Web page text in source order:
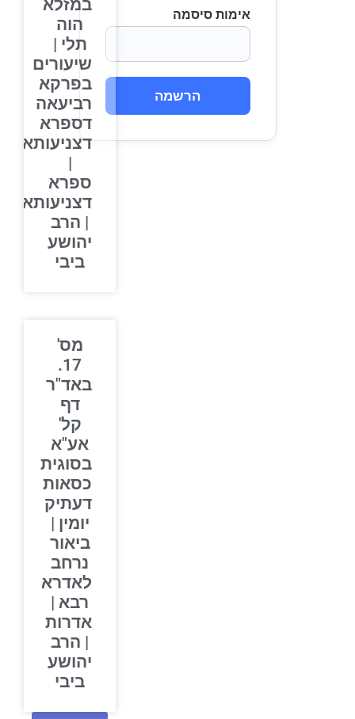
אימות סיסמה
הרשמה
במזלא
הוה
תלי |
שיעורים
בפרקא
רביעאה
דספרא
דצניעותא
ספרא
דצניעותא
| הרב
יהושע
ביבי
מס'
17.
באד"ר
דף
קל'
אע"א
בסוגית
כסאות
דעתיק
יומין |
ביאור
נרחב
לאדרא
רבא |
אדרות
| הרב
יהושע
ביבי